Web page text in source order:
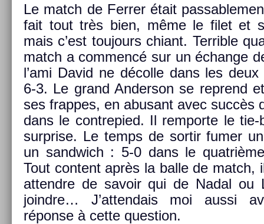
Le match de Ferr­er était
fait tout très bien, même le filet et
mais c’est toujours chiant. Ter­rible
match a com­mencé sur un échan­ge
l’ami David ne décolle dans les
6-3. Le grand An­der­son se re­prend
ses frap­pes, en ab­usant avec succès
dans le con­trepied. Il re­mpor­te le
sur­pr­ise. Le temps de sor­tir fumer
un sandwich : 5-0 dans le
Tout con­tent après la balle de match,
at­tendre de savoir qui de Nadal
joindre… J’at­tendais moi aussi
réponse à cette ques­tion.